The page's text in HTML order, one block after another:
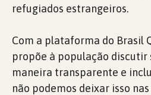
refugiados estrangeiros.
Com a plataforma do Brasil
propõe à população discutir
maneira transparente e
não podemos deixar isso